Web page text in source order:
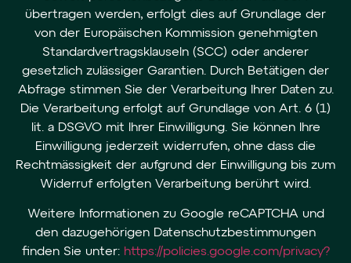
übertragen werden, erfolgt dies auf Grundlage der
von der Europäischen Kommission genehmigten
Standardvertragsklauseln (SCC) oder anderer
gesetzlich zulässiger Garantien. Durch Betätigen der
Abfrage stimmen Sie der Verarbeitung Ihrer Daten zu.
Die Verarbeitung erfolgt auf Grundlage von Art. 6 (1)
lit. a DSGVO mit Ihrer Einwilligung. Sie können Ihre
Einwilligung jederzeit widerrufen, ohne dass die
Rechtmässigkeit der aufgrund der Einwilligung bis zum
Widerruf erfolgten Verarbeitung berührt wird.
Weitere Informationen zu Google reCAPTCHA und
den dazugehörigen Datenschutzbestimmungen
finden Sie unter: https://policies.google.com/privacy?